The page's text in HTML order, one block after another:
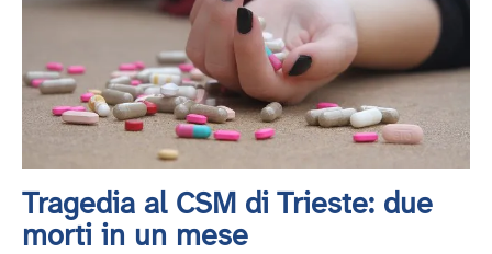
Tragedia al CSM di Trieste: due
morti in un mese